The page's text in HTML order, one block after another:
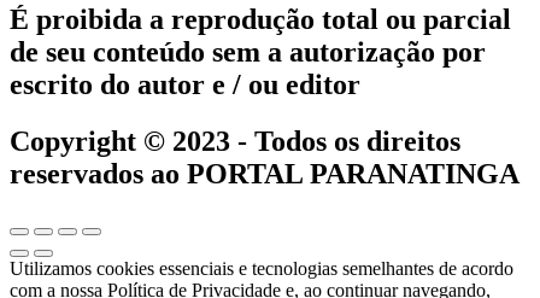
É proibida a reprodução total ou parcial
de seu conteúdo sem a autorização por
escrito do autor e / ou editor
Copyright © 2023 - Todos os direitos
reservados ao PORTAL PARANATINGA
Utilizamos cookies essenciais e tecnologias semelhantes de acordo
com a nossa Política de Privacidade e, ao continuar navegando,